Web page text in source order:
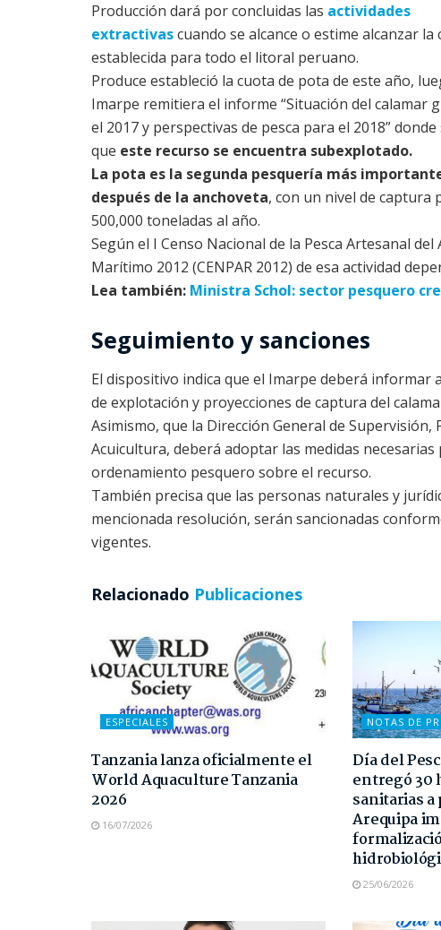
Producción dará por concluidas las actividades
extractivascuando se alcance o estime alcanzar la
establecida para todo el litoral peruano.
Produce estableció la cuota de pota de este año,
Imarpe remitiera el informe “Situación del calamar
el 2017 y perspectivas de pesca para el 2018” donde
que este recurso se encuentra subexplotado.
La pota es la segunda pesquería más
después de la anchoveta, con un nivel de captura
500,000 toneladas al año.
Según el I Censo Nacional de la Pesca Artesanal del
Marítimo 2012 (CENPAR 2012) de esa actividad
Lea también: Ministra Schol: sector pesquero
Seguimiento y sanciones
El dispositivo indica que el Imarpe deberá informar
de explotación y proyecciones de captura del
Asimismo, que la Dirección General de Supervisión,
Acuicultura, deberá adoptar las medidas
ordenamiento pesquero sobre el recurso.
También precisa que las personas naturales y
mencionada resolución, serán sancionadas
vigentes.
Relacionado Publicaciones
ESPECIALES
Tanzania lanza oficialmente el
World Aquaculture Tanzania
2026
16/07/2026
NOTAS DE
Día del
entregó 30
sanitarias a
Arequipa
25/06/2026